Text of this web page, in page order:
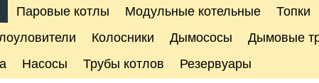
Паровые котлы Модульные котельные
Топки
Колосники Дымососы
Дымовые
Насосы Трубы котлов Резервуары